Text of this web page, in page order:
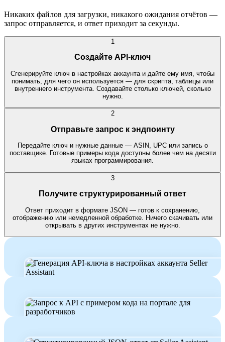
Никаких файлов для загрузки, никакого ожидания отчётов —
запрос отправляется, и ответ приходит за секунды.
1
Создайте API-ключ
Сгенерируйте ключ в настройках аккаунта и дайте ему имя, чтобы
понимать, для чего он используется — для скрипта, таблицы или
внутреннего инструмента. Создавайте столько ключей, сколько
нужно.
2
Отправьте запрос к эндпоинту
Передайте ключ и нужные данные — ASIN, UPC или запись о
поставщике. Готовые примеры кода доступны более чем на десяти
языках программирования.
3
Получите структурированный ответ
Ответ приходит в формате JSON — готов к сохранению,
отображению или немедленной обработке. Ничего скачивать или
открывать в других инструментах не нужно.